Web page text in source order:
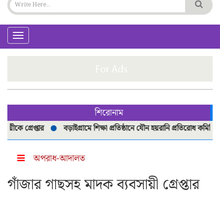
Toggle
navigation
শিরোনাম
বড়াইগ্রামে শিক্ষা প্রতিষ্ঠানে যৌন হয়রানি প্রতিরোধ কমিটি
অপরাধ-আদালত
গাঁজার গাছসহ মাদক ব্যবসায়ী গ্রেপ্তার